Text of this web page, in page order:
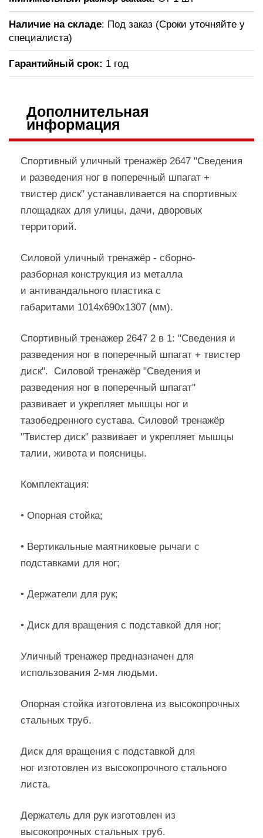
Наличие на складе: Под заказ (Сроки уточняйте у
специалиста)
Гарантийный срок: 1 год
Дополнительная
информация
Спортивный уличный тренажёр 2647 "Сведения
и разведения ног в поперечный шпагат +
твистер диск" устанавливается на спортивных
площадках для улицы, дачи, дворовых
территорий.
Силовой уличный тренажёр - сборно-
разборная конструкция из металла
и антивандального пластика с
габаритами 1014х690х1307 (мм).
Спортивный тренажер 2647 2 в 1: "Сведения и
разведения ног в поперечный шпагат + твистер
диск". Силовой тренажёр "Сведения и
разведения ног в поперечный шпагат"
развивает и укрепляет мышцы ног и
тазобедренного сустава. Силовой тренажёр
"Твистер диск" развивает и укрепляет мышцы
талии, живота и поясницы.
Комплектация:
• Опорная стойка;
• Вертикальные маятниковые рычаги с
подставками для ног;
• Держатели для рук;
• Диск для вращения с подставкой для ног;
Уличный тренажер предназначен для
использования 2-мя людьми.
Опорная стойка изготовлена из высокопрочных
стальных труб.
Диск для вращения с подставкой для
ног изготовлен из высокопрочного стального
листа.
Держатель для рук изготовлен из
высокопрочных стальных труб.